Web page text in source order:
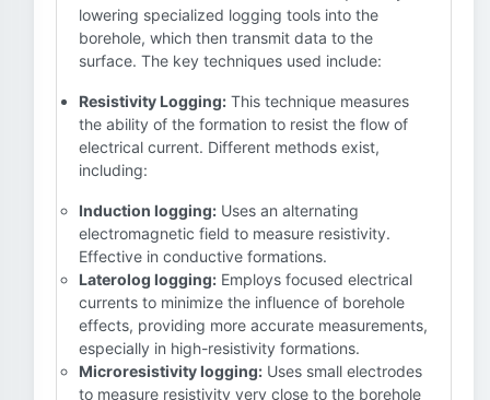
lowering specialized logging tools into the
borehole, which then transmit data to the
surface. The key techniques used include:
Resistivity Logging: This technique measures
the ability of the formation to resist the flow of
electrical current. Different methods exist,
including:
Induction logging: Uses an alternating
electromagnetic field to measure resistivity.
Effective in conductive formations.
Laterolog logging: Employs focused electrical
currents to minimize the influence of borehole
effects, providing more accurate measurements,
especially in high-resistivity formations.
Microresistivity logging: Uses small electrodes
to measure resistivity very close to the borehole